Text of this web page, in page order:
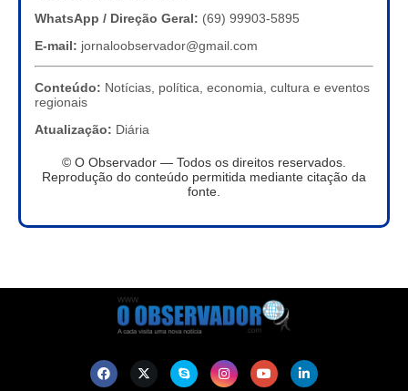
WhatsApp / Direção Geral: (69) 99903-5895
E-mail: jornaloobservador@gmail.com
Conteúdo: Notícias, política, economia, cultura e eventos
regionais
Atualização: Diária
© O Observador — Todos os direitos reservados.
Reprodução do conteúdo permitida mediante citação da
fonte.